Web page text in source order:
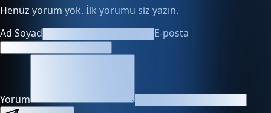
Henüz yorum yok. İlk yorumu siz yazın.
Ad Soyad
E-posta
Yorum